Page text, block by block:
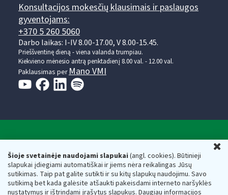
Šioje svetainėje naudojami slapukai(angl. cookies). Būtinieji
slapukai įdiegiami automatiškai ir jiems nėra reikalingas Jūsų
sutikimas. Taip pat galite sutikti ir su kitų slapukų naudojimu. Savo
sutikimą bet kada galėsite atšaukti pakeisdami interneto naršyklės
nustatymus ir ištrindami įrašytus slapukus. Daugiau informacijos
Konsultacijos mokesčių klausimais ir paslaugos
gyventojams:
+370 5 260 5060
Darbo laikas: I-IV 8.00-17.00, V 8.00-15.45.
Prieššventinę dieną - viena valanda trumpiau.
Kiekvieno mėnesio antrą penktadienį 8.00 val. - 12.00 val.
Paklausimas per Mano VMI
Respublikos finansų ministerijos
Biudžetinė įstaiga. Juridinio asmens kodas — 188659752,
adresas: Vasario 16-osios g. 14, 01107 Vilnius, Lietuva, el.paštas:
vmi@vmi.lt, E. pristatymo dėžutės adresas 188659752